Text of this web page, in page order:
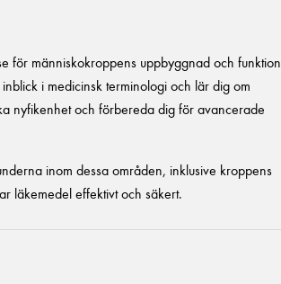
för människokroppens uppbyggnad och funktion
i medicinsk terminologi och lär dig om
nyfikenhet och förbereda dig för avancerade
inom dessa områden, inklusive kroppens
läkemedel effektivt och säkert.